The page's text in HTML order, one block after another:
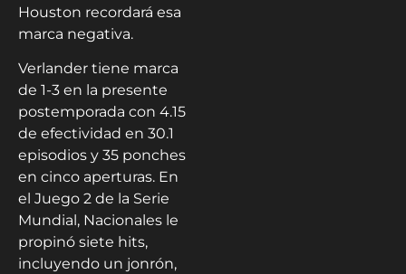
Houston recordará esa
marca negativa.
Verlander tiene marca
de 1-3 en la presente
postemporada con 4.15
de efectividad en 30.1
episodios y 35 ponches
en cinco aperturas. En
el Juego 2 de la Serie
Mundial, Nacionales le
propinó siete hits,
incluyendo un jonrón,